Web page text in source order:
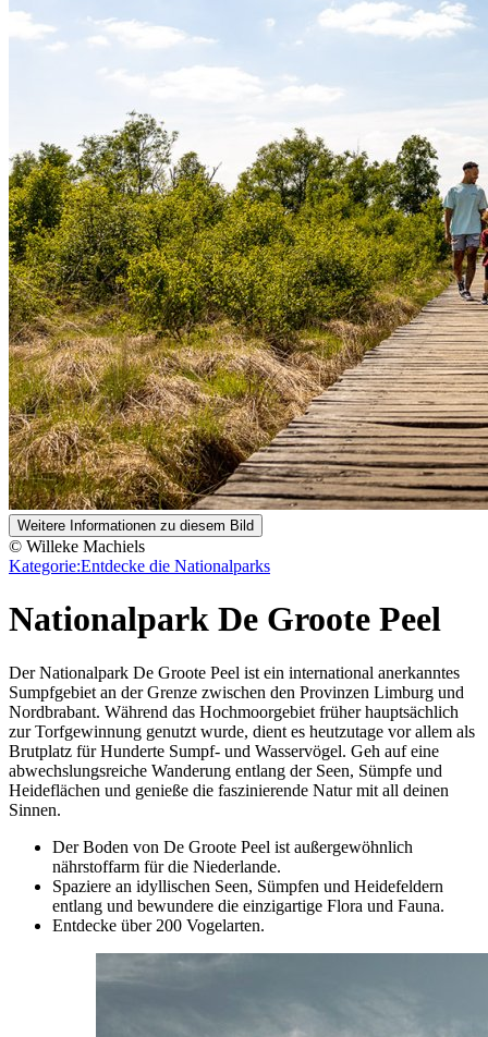
Weitere Informationen zu diesem Bild
© Willeke Machiels
Kategorie:Entdecke die Nationalparks
Nationalpark De Groote Peel
Der Nationalpark De Groote Peel ist ein international anerkanntes
Sumpfgebiet an der Grenze zwischen den Provinzen Limburg und
Nordbrabant. Während das Hochmoorgebiet früher hauptsächlich
zur Torfgewinnung genutzt wurde, dient es heutzutage vor allem als
Brutplatz für Hunderte Sumpf- und Wasservögel. Geh auf eine
abwechslungsreiche Wanderung entlang der Seen, Sümpfe und
Heideflächen und genieße die faszinierende Natur mit all deinen
Sinnen.
Der Boden von De Groote Peel ist außergewöhnlich
nährstoffarm für die Niederlande.
Spaziere an idyllischen Seen, Sümpfen und Heidefeldern
entlang und bewundere die einzigartige Flora und Fauna.
Entdecke über 200 Vogelarten.